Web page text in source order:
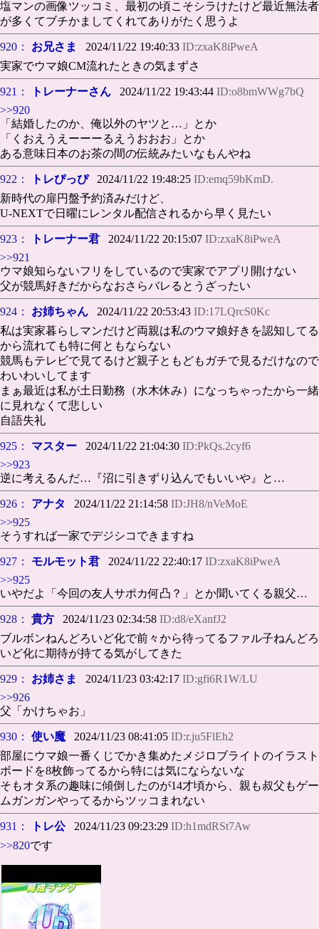
塩マンの画像ツッコミ、最初の頃こそシラけたけど最近無法者
が多くてブチかましてくれてありがたく思うよ
920： お兄さま 2024/11/22 19:40:33 ID:zxaK8iPweA
実家でウマ娘CM流れたときの気まずさ
921： トレーナーさん 2024/11/22 19:43:44 ID:o8bmWWg7bQ
>>920
「結婚したのか、俺以外のヤツと…」とか
「くおえうえーーーるえうおおお」とか
ある意味日本のお茶の間の伝統みたいなもんやね
922： トレぴっぴ2024/11/22 19:48:25 ID:emq59bKmD.
新時代の扉円盤予約済みだけど、
U-NEXTで日曜にレンタル配信されるから早く見たい
923： トレーナー君 2024/11/22 20:15:07 ID:zxaK8iPweA
>>921
ウマ娘知らないフリをしているので実家でアプリ開けない
父が競馬好きだからなおさらバレるとうざったい
924： お姉ちゃん 2024/11/22 20:53:43 ID:17LQrcS0Kc
私は実家暮らしマンだけど両親は私のウマ娘好きを認知してる
から流れても特に何ともならない
競馬もテレビで見てるけど親子ともどもガチで見るだけなので
わいわいしてます
まぁ最近は私が土日勤務（水木休み）になっちゃったから一緒
に見れなくて悲しい
自語失礼
925： マスター 2024/11/22 21:04:30 ID:PkQs.2cyf6
>>923
逆に考えるんだ…『沼に引きずり込んでもいいや』と…
926： アナタ 2024/11/22 21:14:58 ID:JH8/nVeMoE
>>925
そうすれば一家でデジシコできますね
927： モルモット君 2024/11/22 22:40:17 ID:zxaK8iPweA
>>925
いやだよ「今回の友人サポカ何凸？」とか聞いてくる親父…
928： 貴方 2024/11/23 02:34:58 ID:d8/eXanfJ2
ブルボンねんどろいど化で前々から待ってるファル子ねんどろ
いど化に期待が持てる気がしてきた
929： お姉さま 2024/11/23 03:42:17 ID:gfi6R1W/LU
>>926
父「かけちゃお」
930： 使い魔 2024/11/23 08:41:05 ID:r.ju5FlEh2
部屋にウマ娘一番くじでかき集めたメジロブライトのイラスト
ボードを8枚飾ってるから特には気にならないな
そもオタ系の趣味に傾倒したのが14才頃から、親も叔父もゲー
ムガンガンやってるからツッコまれない
931： トレ公2024/11/23 09:23:29 ID:h1mdRSt7Aw
>>820です